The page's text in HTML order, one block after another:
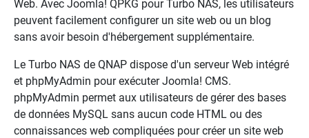
Web. Avec Joomla! QPKG pour Turbo NAS, les utilisateurs
peuvent facilement configurer un site web ou un blog
sans avoir besoin d'hébergement supplémentaire.
Le Turbo NAS de QNAP dispose d'un serveur Web intégré
et phpMyAdmin pour exécuter Joomla! CMS.
phpMyAdmin permet aux utilisateurs de gérer des bases
de données MySQL sans aucun code HTML ou des
connaissances web compliquées pour créer un site web